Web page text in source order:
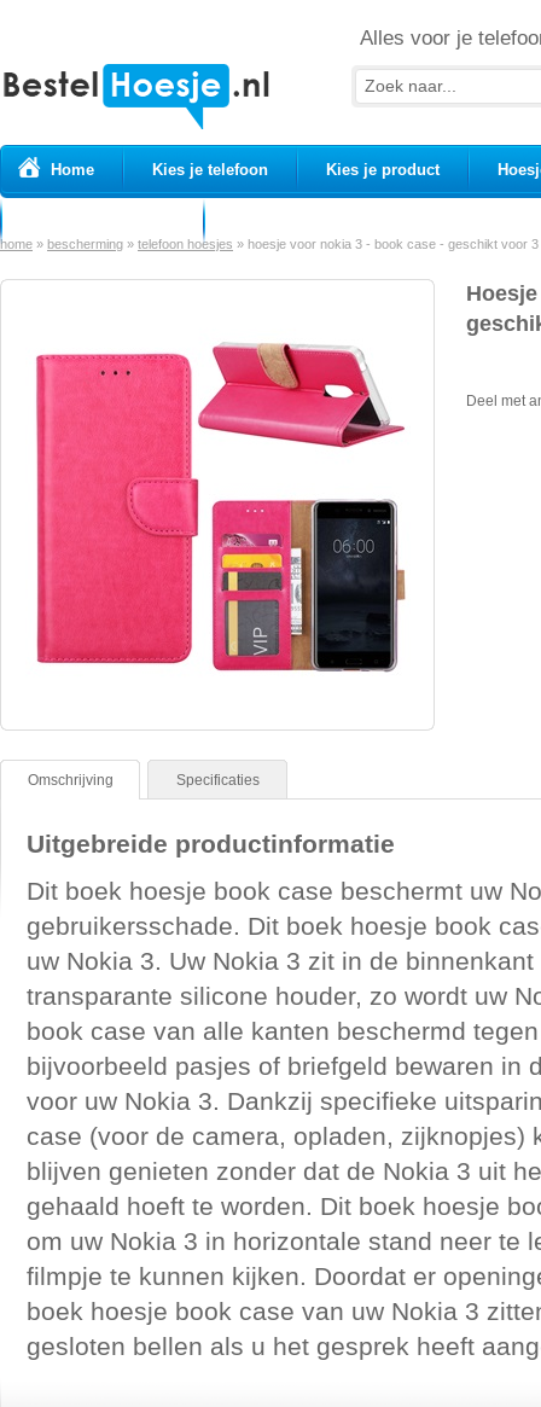
Alles voor je
Home Kies je telefoon Kies je product
home » bescherming » telefoon hoesjes » hoesje voor nokia 3 - book case - geschikt voor
Deel met
Omschrijving Specificaties
Uitgebreide productinformatie
Dit boek hoesje book case beschermt uw
gebruikersschade. Dit boek hoesje book
uw Nokia 3. Uw Nokia 3 zit in de
transparante silicone houder, zo wordt uw
book case van alle kanten beschermd
bijvoorbeeld pasjes of briefgeld bewaren in
voor uw Nokia 3. Dankzij specifieke
case (voor de camera, opladen, zijknopjes)
blijven genieten zonder dat de Nokia 3 uit
gehaald hoeft te worden. Dit boek hoesje
om uw Nokia 3 in horizontale stand neer te
filmpje te kunnen kijken. Doordat er
boek hoesje book case van uw Nokia 3
gesloten bellen als u het gesprek heeft